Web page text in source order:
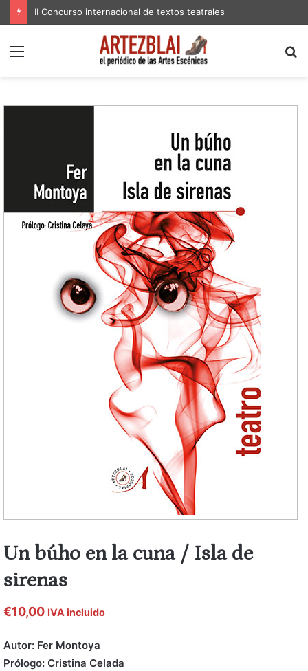
II Concurso internacional de textos teatrales
Menú
Un búho en la cuna / Isla de
sirenas
€10,00 IVA incluido
Autor: Fer Montoya
Prólogo: Cristina Celada